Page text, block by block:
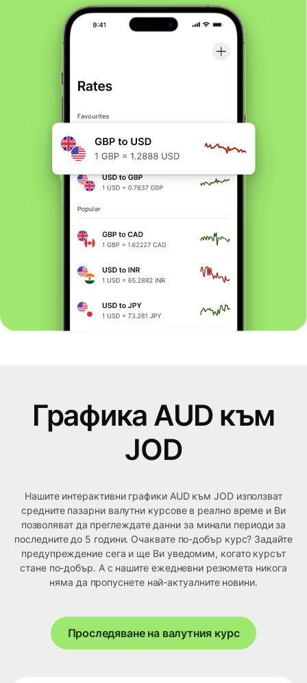
Графика AUD към
JOD
Нашите интерактивни графики AUD към JOD използват
средните пазарни валутни курсове в реално време и Ви
позволяват да преглеждате данни за минали периоди за
последните до 5 години. Очаквате по-добър курс? Задайте
предупреждение сега и ще Ви уведомим, когато курсът
стане по-добър. А с нашите ежедневни резюмета никога
няма да пропуснете най-актуалните новини.
Проследяване на валутния курс